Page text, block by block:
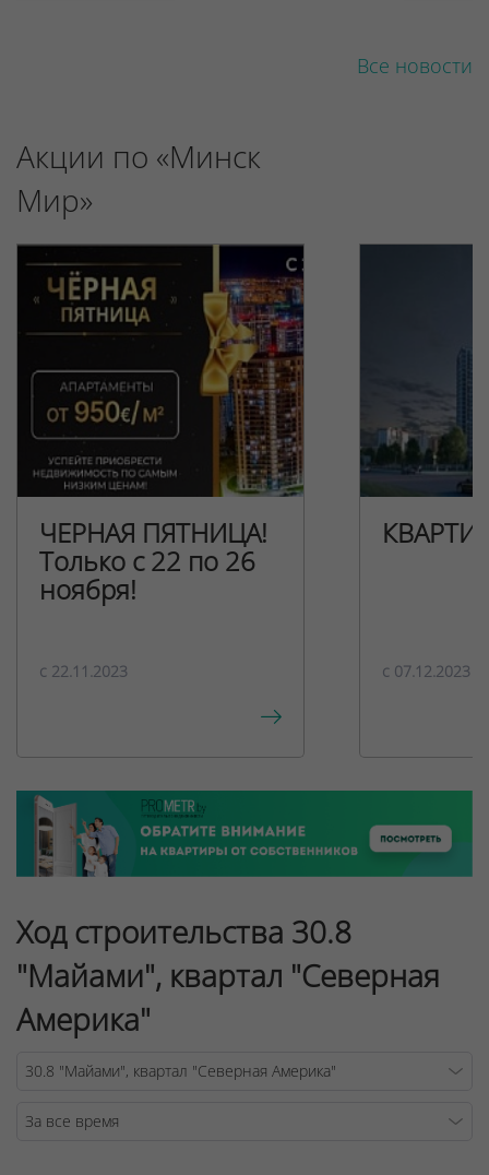
Все новости
Акции по «Минск
Мир»
ЧЕРНАЯ ПЯТНИЦА!
Только с 22 по 26
ноября!
c 22.11.2023 c 07.12.2023
Ход строительства 30.8
"Майами", квартал "Северная
Америка"